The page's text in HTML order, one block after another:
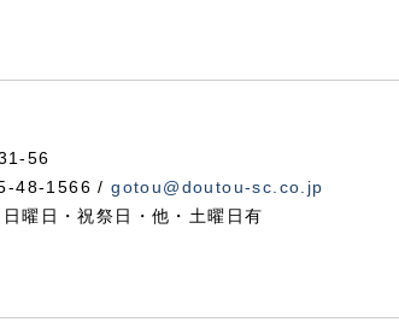
56
48-1566 /gotou@doutou-sc.co.jp
曜日・祝祭日・他・土曜日有